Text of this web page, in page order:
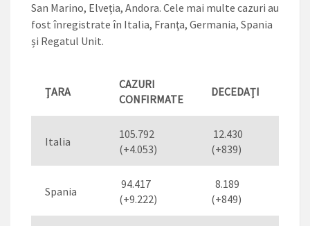
San Marino, Elveția, Andora. Cele mai multe cazuri au
fost înregistrate în Italia, Franţa, Germania, Spania
și Regatul Unit.
ŢARA
CAZURI
CONFIRMATE
DECEDAȚI
Italia
105.792
(+4.053)
12.430
(+839)
Spania
94.417
(+9.222)
8.189
(+849)